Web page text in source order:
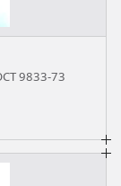
9833-73